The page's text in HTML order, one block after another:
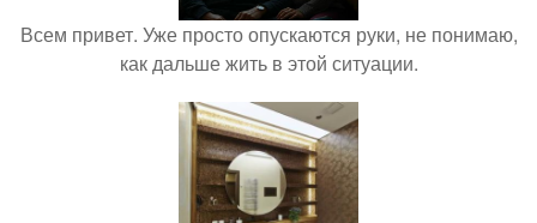
Всем привет. Уже просто опускаются руки, не понимаю,
как дальше жить в этой ситуации.